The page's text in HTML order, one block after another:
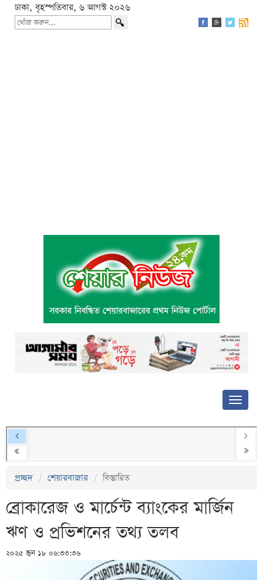
ঢাকা, বৃহস্পতিবার, ৬ আগস্ট ২০২৬
প্রচ্ছদ শেয়ারবাজার বিস্তারিত
ব্রোকারেজ ও মার্চেন্ট ব্যাংকের মার্জিন
ঋণ ও প্রভিশনের তথ্য তলব
২০২৫ জুন ১৮ ০৬:৩৩:৩৬